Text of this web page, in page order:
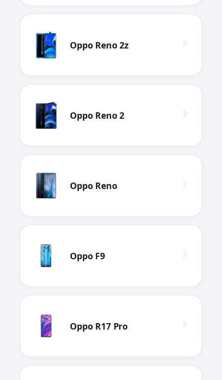
Oppo Reno 2z
Oppo Reno 2
Oppo Reno
Oppo F9
Oppo R17 Pro